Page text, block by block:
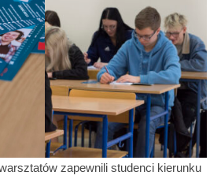
zapewnili studenci kierunku